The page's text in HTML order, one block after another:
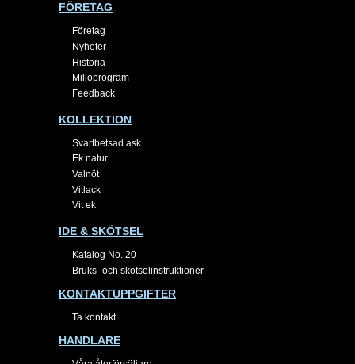
FÖRETAG
Företag
Nyheter
Historia
Miljöprogram
Feedback
KOLLEKTION
Svartbetsad ask
Ek natur
Valnöt
Vitlack
Vit ek
IDE & SKÖTSEL
Katalog No. 20
Bruks- och skötselinstruktioner
KONTAKTUPPGIFTER
Ta kontakt
HANDLARE